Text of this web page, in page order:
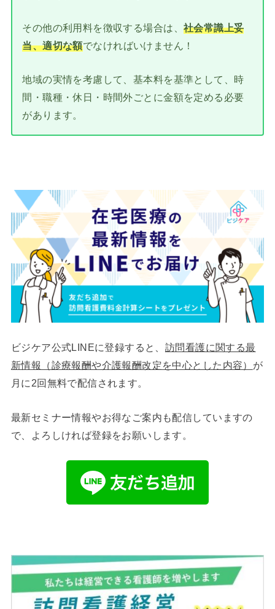
その他の利用料を徴収する場合は、 社会常識上妥
当、適切な額でなければいけません！
地域の実情を考慮して、基本料を基準として、時
間・職種・休日・時間外ごとに金額を定める必要
があります。
ビジケア公式LINEに登録すると、 訪問看護に関する最
新情報（診療報酬や介護報酬改定を中心とした内容） が
月に2回無料で配信されます。
最新セミナー情報やお得なご案内も配信していますの
で、よろしければ登録をお願いします。